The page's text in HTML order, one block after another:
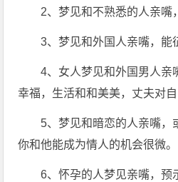
2、梦见和不熟悉的人亲嘴
3、梦见和外国人亲嘴，能
4、女人梦见和外国男人亲
幸福，生活和和美美，丈夫对自
5、梦见和暗恋的人亲嘴，
你和他能成为情人的机会很微。
6、怀孕的人梦见亲嘴，预